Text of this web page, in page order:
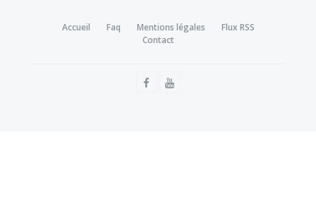
Accueil Faq Mentions légales
Flux RSS
Contact